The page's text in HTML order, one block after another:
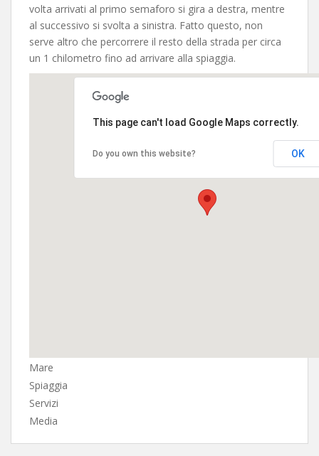
volta arrivati al primo semaforo si gira a destra, mentre
al successivo si svolta a sinistra. Fatto questo, non
serve altro che percorrere il resto della strada per circa
un 1 chilometro fino ad arrivare alla spiaggia.
This page can't load Google Maps correctly.
Do you own this website? OK
Mare
Spiaggia
Servizi
Media